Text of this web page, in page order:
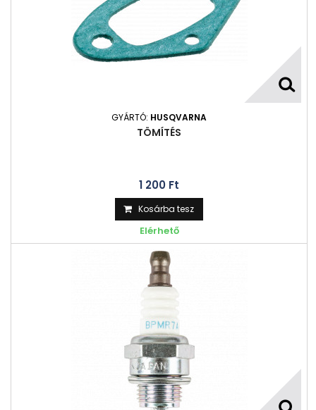
GYÁRTÓ: HUSQVARNA
TÖMÍTÉS
1 200 Ft‎
Kosárba tesz
Elérhető